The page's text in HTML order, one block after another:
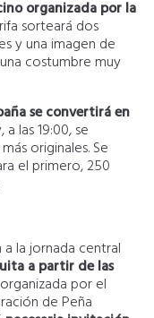
organizada por la
sorteará dos
y una imagen de
costumbre muy
se convertirá en
a las 19:00, se
originales. Se
el primero, 250
la jornada central
a partir de las
organizada por el
de Peña